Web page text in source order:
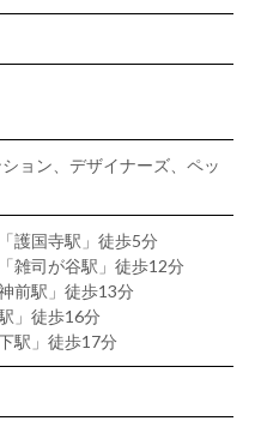
ョン、デザイナーズ、ペッ
護国寺駅」徒歩5分
雑司が谷駅」徒歩12分
前駅」徒歩13分
」徒歩16分
駅」徒歩17分